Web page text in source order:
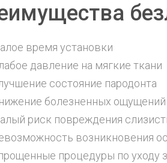
время установки
давление на мягкие ткани
состояние пародонта
болезненных ощущений
риск повреждения
возникновения
процедуры по уходу